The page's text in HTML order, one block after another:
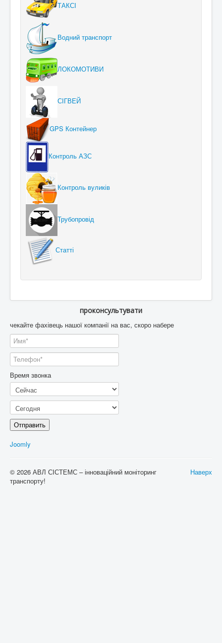
ТАКСІ
Водний транспорт
ЛОКОМОТИВИ
СІГВЕЙ
GPS Контейнер
Контроль АЗС
Контроль вуликів
Трубопровід
Статті
проконсультувати
чекайте фахівець нашої компанії на вас, скоро набере
Время звонка
Отправить
Joomly
Наверх
© 2026 АВЛ СІСТЕМС – інноваційний моніторинг
транспорту!